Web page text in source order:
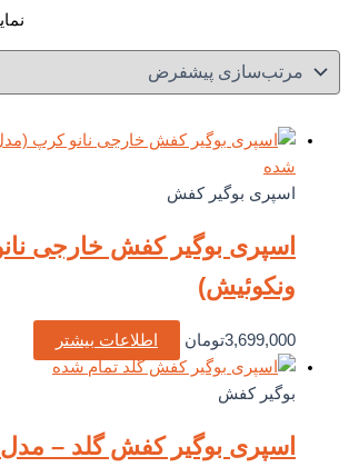
نمایش
شده
اسپری بوگیر کفش
اسپری بوگیر کفش خارجی
ونکوئیش)
3,699,000تومان
اطلاعات بیشتر
تمام شده
بوگیر کفش
اسپری بوگیر کفش گلد –